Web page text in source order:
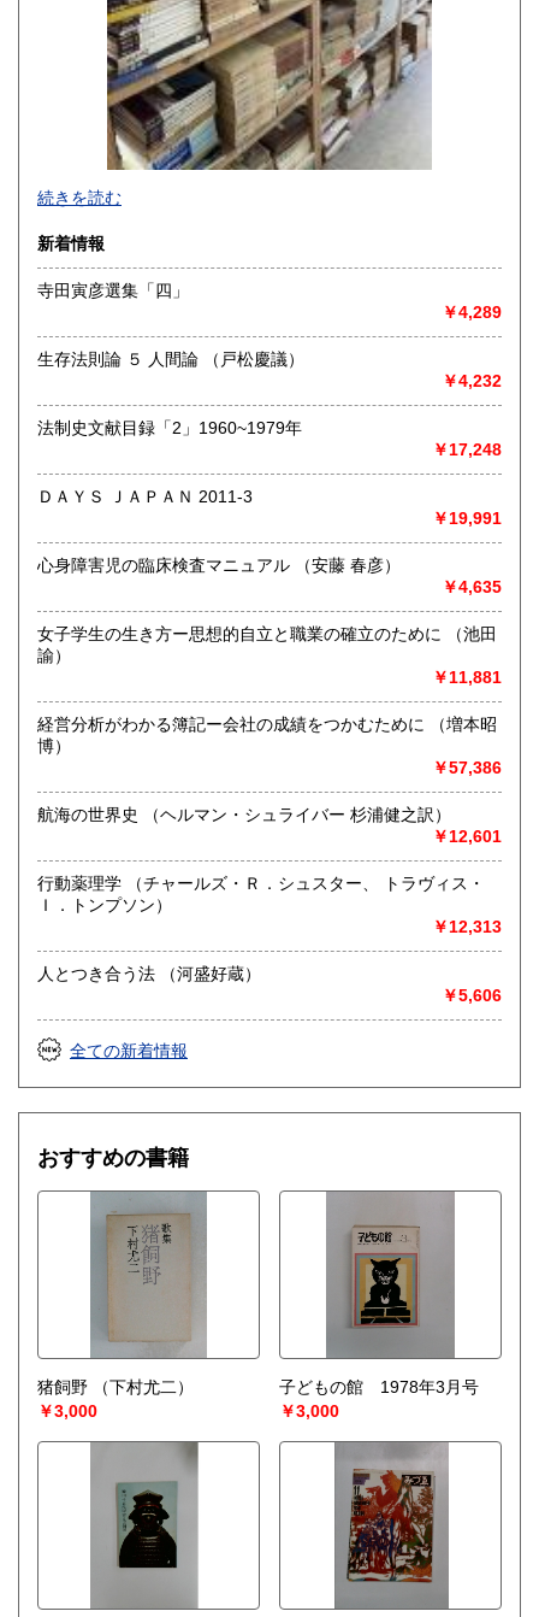
-
沿線名：-
最寄駅：-
営業時間：-
定休日：-
書籍の買取について
取り扱い分野
総記、哲学宗教、歴史、社会科学、自然科学、美術工芸、国
カルチャー、古書一般（その他）
続きを読む
新着情報
寺田寅彦選集「四」
￥4,289
生存法則論 ５ 人間論 （戸松慶議）
￥4,232
法制史文献目録「2」1960~1979年
￥17,248
ＤＡＹＳ ＪＡＰＡＮ 2011-3
￥19,991
心身障害児の臨床検査マニュアル （安藤 春彦）
￥4,635
女子学生の生き方ー思想的自立と職業の確立のために （池田
諭）
￥11,881
経営分析がわかる簿記ー会社の成績をつかむために （増本昭
博）
￥57,386
航海の世界史 （ヘルマン・シュライバー 杉浦健之訳）
￥12,601
行動薬理学 （チャールズ・Ｒ．シュスター、 トラヴィス・
Ｉ．トンプソン）
￥12,313
人とつき合う法 （河盛好蔵）
￥5,606
全ての新着情報
おすすめの書籍
猪飼野
（下村尤二）
￥3,000
子どもの館 1978年3月号
￥3,000